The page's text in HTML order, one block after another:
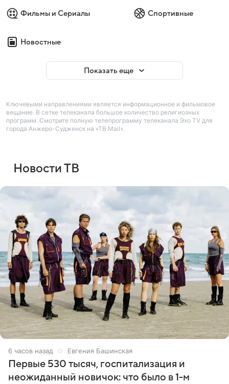
Фильмы и Сериалы Спортивные
Новостные
Показать еще
Ключевыми направлениями является информационное и фильмовое
вещание. В сетке телеканала большое количество религиозных
программ. Смотрите полную телепрограмму телеканала Эхо TV для
города Анжеро-Судженск на «ТВ Mail».
Новости ТВ
6 часов назад Евгения Башинская
Первые 530 тысяч, госпитализация и
неожиданный новичок: что было в 1-м